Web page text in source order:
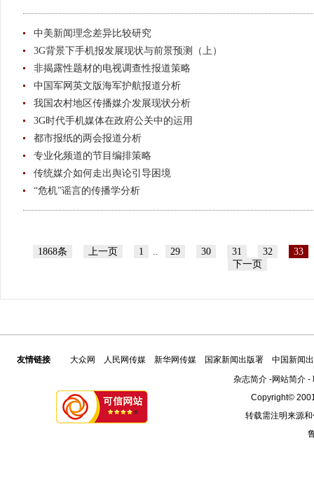
中美新闻理念差异比较研究
3G背景下手机报发展现状与前景预测（上）
非揭露性题材的电视调查性报道策略
中国军网英文版海军护航报道分析
我国农村地区传播媒介发展现状分析
3G时代手机媒体在政府公关中的运用
都市报纸的两会报道分析
专业化频道的节目编排策略
传统媒介如何走出舆论引导困境
“危机”谣言的传播学分析
1868条 上一页 1 .. 29 30 31 32
33
下一页
友情链接 大众网 人民网传媒 新华网传媒 国家新闻出版署
中国新闻
杂志简介-网站简介-
Copyright©
转载需注明来源